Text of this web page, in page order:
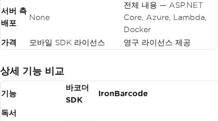
서버 측
배포
None
전체 내용 — ASP.NET
Core, Azure, Lambda,
Docker
가격
모바일 SDK 라이선스 영구 라이선스 제공
상세 기능 비교
기능
바코더
SDK
IronBarcode
독서